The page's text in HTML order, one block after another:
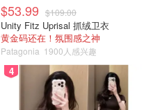
$53.99 $109.00
Unity Fitz Uprisal 抓绒卫衣
黄金码还在！氛围感之神
Patagonia 1900人感兴趣
4